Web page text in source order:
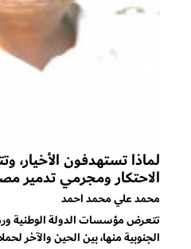
لماذا تستهدفون الأخيار،
الاحتكار ومجرمي تدمير
محمد علي محمد احمد
تتعرض مؤسسات الدولة الوطنية
الجنوبية منها، بين الحين والآخر